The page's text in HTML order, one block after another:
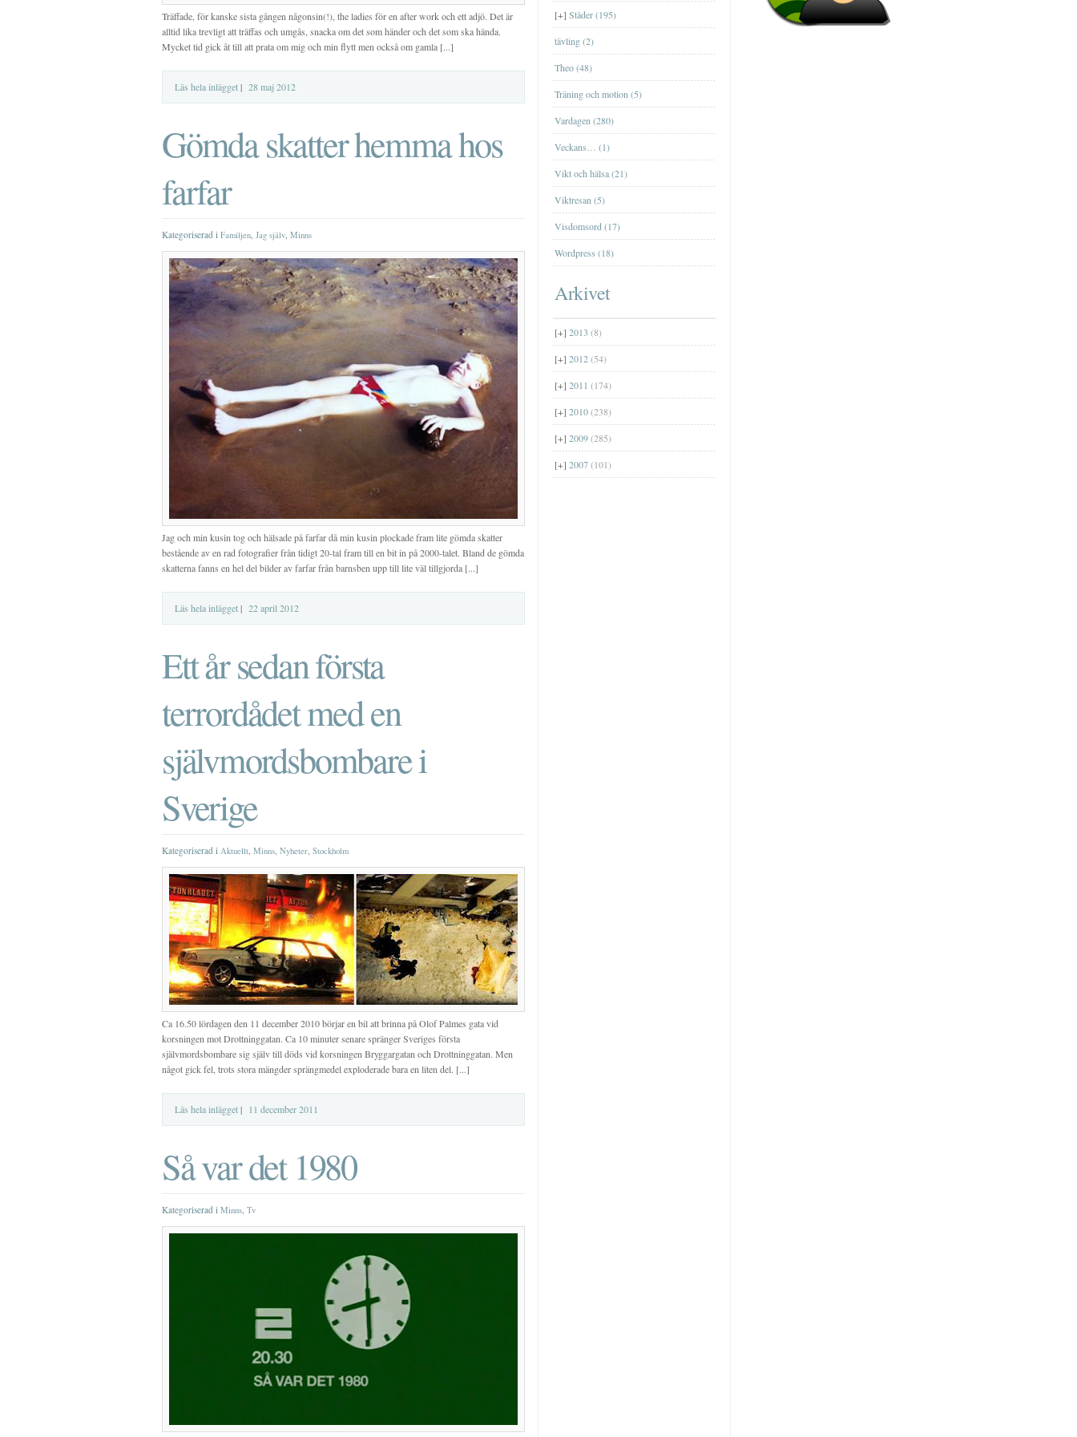
Träffade, för kanske sista gången någonsin(!), the ladies för en after work och ett adjö. Det är
alltid lika trevligt att träffas och umgås, snacka om det som händer och det som ska hända.
Mycket tid gick åt till att prata om mig och min flytt men också om gamla [...]
Läs hela inlägget| 28 maj 2012
Gömda skatter hemma hos
farfar
Kategoriserad i Familjen, Jag själv, Minns
Jag och min kusin tog och hälsade på farfar då min kusin plockade fram lite gömda skatter
bestående av en rad fotografier från tidigt 20-tal fram till en bit in på 2000-talet. Bland de gömda
skatterna fanns en hel del bilder av farfar från barnsben upp till lite väl tillgjorda [...]
Läs hela inlägget| 22 april 2012
Ett år sedan första
terrordådet med en
självmordsbombare i
Sverige
Kategoriserad i Aktuellt, Minns, Nyheter, Stockholm
Ca 16.50 lördagen den 11 december 2010 börjar en bil att brinna på Olof Palmes gata vid
korsningen mot Drottninggatan. Ca 10 minuter senare spränger Sveriges första
självmordsbombare sig själv till döds vid korsningen Bryggargatan och Drottninggatan. Men
något gick fel, trots stora mängder sprängmedel exploderade bara en liten del. [...]
Läs hela inlägget| 11 december 2011
Så var det 1980
Kategoriserad i Minns, Tv
[+] Städer (195)
TrollhättanTrollhättan
tävling (2)
Theo (48)
Träning och motion (5)
Vardagen (280)
Veckans… (1)
Vikt och hälsa (21)
Viktresan (5)
Visdomsord (17)
Wordpress (18)
Arkivet
[+] 2013 (8)
[+]mars(2)
Nätcasino
[+]januari
Jag har blivit med fru
Farfar
[+] 2012(54)
[+] 2011 (174)
[+] 2010(238)
[+] 2009(285)
[+] 2007(101)